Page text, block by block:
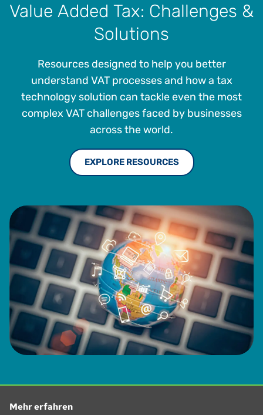
Value Added Tax: Challenges &
Solutions
Resources designed to help you better
understand VAT processes and how a tax
technology solution can tackle even the most
complex VAT challenges faced by businesses
across the world.
EXPLORE RESOURCES
Mehr erfahren